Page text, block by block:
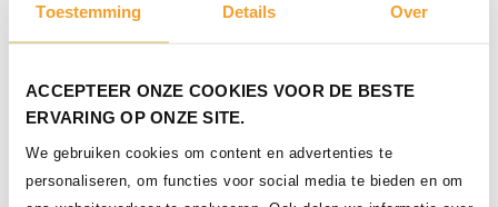
Toestemming Details Over
ACCEPTEER ONZE COOKIES VOOR DE BESTE
ERVARING OP ONZE SITE.
We gebruiken cookies om content en advertenties te
personaliseren, om functies voor social media te bieden en om